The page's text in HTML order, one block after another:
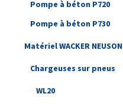
Pompe à béton P720
Pompe à béton P730
Matériel WACKER NEUSON
Chargeuses sur pneus
WL20